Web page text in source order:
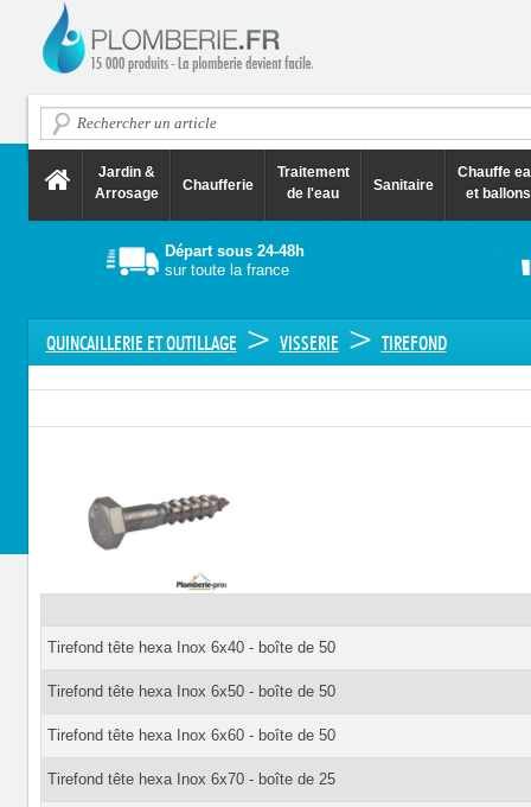
Jardin &
Arrosage
Chaufferie
Traitement
de l'eau
Sanitaire
Chauffe
et ballons
Départ sous 24-48h
sur toute la france
QUINCAILLERIE ET OUTILLAGE > VISSERIE > TIREFOND
Tirefond tête hexa Inox 6x40 - boîte de 50
Tirefond tête hexa Inox 6x50 - boîte de 50
Tirefond tête hexa Inox 6x60 - boîte de 50
Tirefond tête hexa Inox 6x70 - boîte de 25